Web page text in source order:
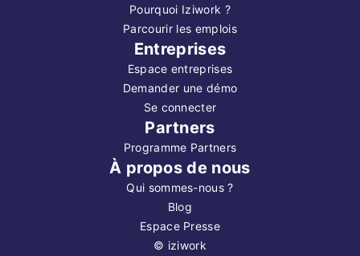
Pourquoi Iziwork ?
Parcourir les emplois
Entreprises
Espace entreprises
Demander une démo
Se connecter
Partners
Programme Partners
À propos de nous
Qui sommes-nous ?
Blog
Espace Presse
© iziwork